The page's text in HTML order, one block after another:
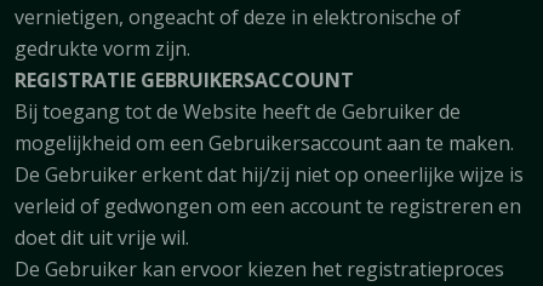
vernietigen, ongeacht of deze in elektronische of
gedrukte vorm zijn.
REGISTRATIE GEBRUIKERSACCOUNT
Bij toegang tot de Website heeft de Gebruiker de
mogelijkheid om een Gebruikersaccount aan te maken.
De Gebruiker erkent dat hij/zij niet op oneerlijke wijze is
verleid of gedwongen om een account te registreren en
doet dit uit vrije wil.
De Gebruiker kan ervoor kiezen het registratieproces